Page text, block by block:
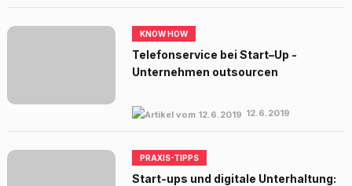
KNOW HOW
Telefonservice bei Start–Up -
Unternehmen outsourcen
12.6.2019
PRAXIS-TIPPS
Start-ups und digitale Unterhaltung: